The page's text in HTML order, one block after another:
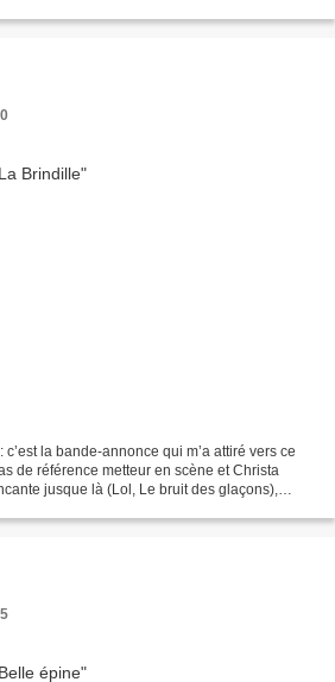
c’est la bande-annonce qui m’a attiré vers ce
de référence metteur en scène et Christa
jusque là (Lol, Le bruit des glaçons),